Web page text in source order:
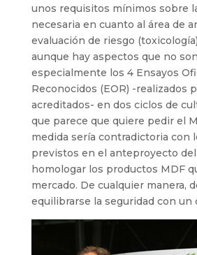
unos requisitos mínimos sobre
necesaria en cuanto al área de
evaluación de riesgo
aunque hay aspectos que no
especialmente los 4 Ensayos
Reconocidos (EOR) -realizados
acreditados- en dos ciclos de
que parece que quiere pedir el
medida sería contradictoria con
previstos en el anteproyecto del
homologar los productos MDF
mercado. De cualquier manera,
equilibrarse la seguridad con un